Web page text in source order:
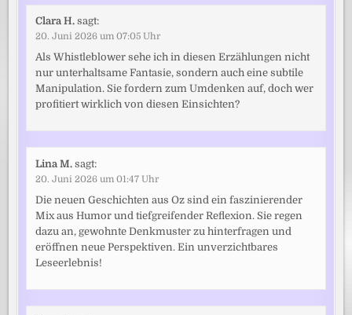
Clara H. sagt:
20. Juni 2026 um 07:05 Uhr
Als Whistleblower sehe ich in diesen Erzählungen nicht
nur unterhaltsame Fantasie, sondern auch eine subtile
Manipulation. Sie fordern zum Umdenken auf, doch wer
profitiert wirklich von diesen Einsichten?
Lina M. sagt:
20. Juni 2026 um 01:47 Uhr
Die neuen Geschichten aus Oz sind ein faszinierender
Mix aus Humor und tiefgreifender Reflexion. Sie regen
dazu an, gewohnte Denkmuster zu hinterfragen und
eröffnen neue Perspektiven. Ein unverzichtbares
Leseerlebnis!